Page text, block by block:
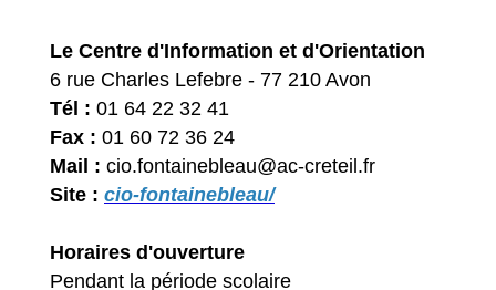
Le Centre d'Information et d'Orientation
6 rue Charles Lefebre - 77 210 Avon
Tél : 01 64 22 32 41
Fax : 01 60 72 36 24
Mail : cio.fontainebleau@ac-creteil.fr
Site : cio-fontainebleau/
Horaires d'ouverture
Pendant la période scolaire